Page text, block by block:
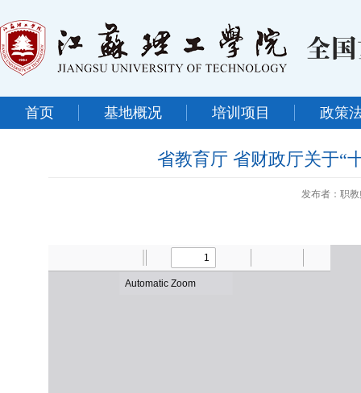
首页 基地概况 培训项目 政策
省教育厅 省财政厅关于“
发布者：职